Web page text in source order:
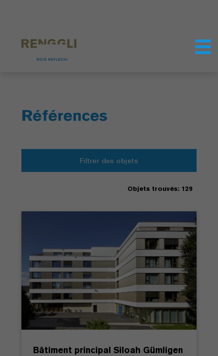
Références
Filtrer des objets
Objets trouvés: 129
Bâtiment principal Siloah Gümligen